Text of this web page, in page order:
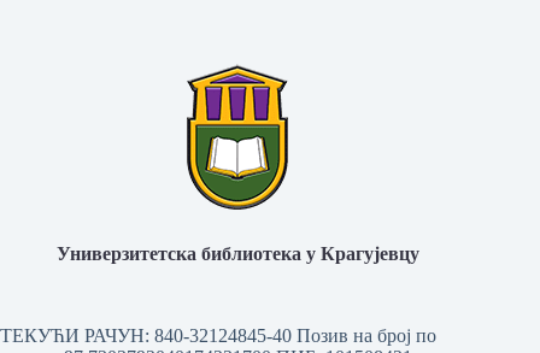
Универзитетска библиотека у Крагујевцу
ТЕКУЋИ РАЧУН: 840-32124845-40 Позив на број по